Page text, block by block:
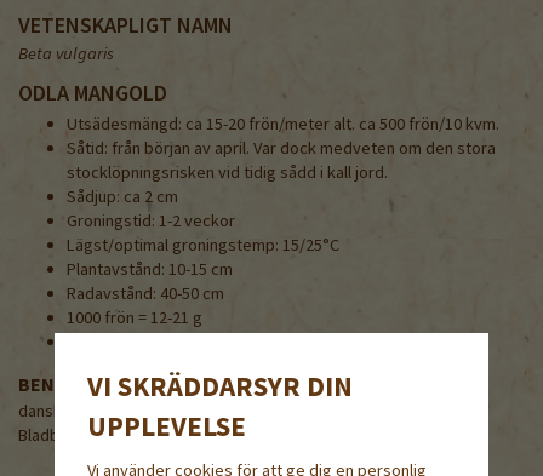
VETENSKAPLIGT NAMN
Beta vulgaris
ODLA MANGOLD
Utsädesmängd: ca 15-20 frön/meter alt. ca 500 frön/10 kvm.
Såtid: från början av april. Var dock medveten om den stora
stocklöpningsrisken vid tidig sådd i kall jord.
Sådjup: ca 2 cm
Groningstid: 1-2 veckor
Lägst/optimal groningstemp: 15/25°C
Plantavstånd: 10-15 cm
Radavstånd: 40-50 cm
1000 frön = 12-21 g
BENÄMNING PÅ NÅGRA ANDRA SPRÅK
danska/norska/finska/engelska/tyska
Bladbede / Mangold, Bladbete / Mangoldi / Chard / Mangold
VI SKRÄDDARSYR DIN
UPPLEVELSE
Vi använder cookies för att ge dig en personlig